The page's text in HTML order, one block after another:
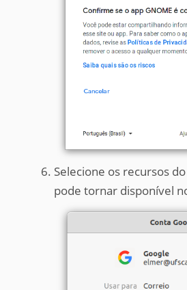
Selecione os recursos
pode tornar disponível